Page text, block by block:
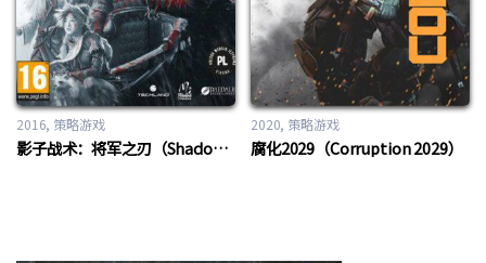
2016 策略游戏
影子战术：将军之刃（Shadow Tactics: Blades of the Shogun）
2020 策略游戏
腐化2029（Corruption 2029）